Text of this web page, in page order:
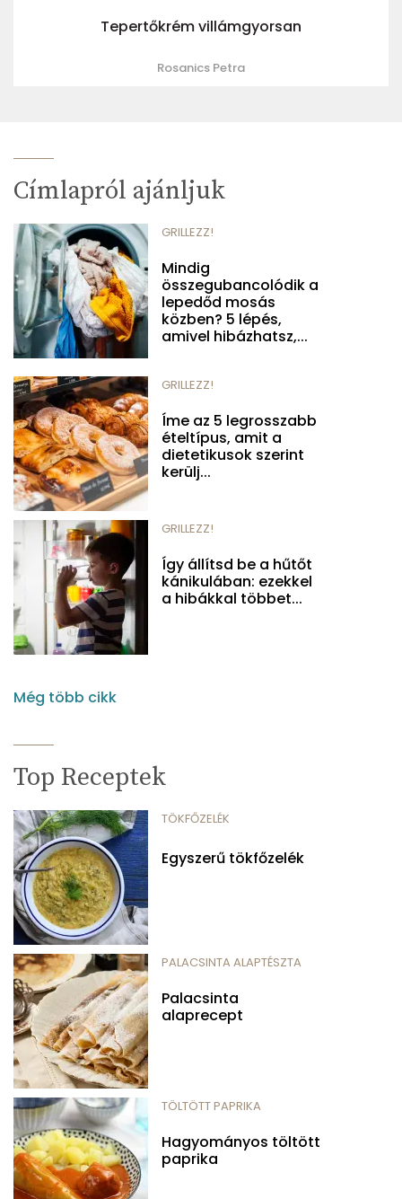
Tepertőkrém villámgyorsan
Rosanics Petra
Címlapról ajánljuk
GRILLEZZ!
Mindig
összegubancolódik a
lepedőd mosás
közben? 5 lépés,
amivel hibázhatsz,...
GRILLEZZ!
Íme az 5 legrosszabb
ételtípus, amit a
dietetikusok szerint
kerülj...
GRILLEZZ!
Így állítsd be a hűtőt
kánikulában: ezekkel
a hibákkal többet...
Még több cikk
Top Receptek
TÖKFŐZELÉK
Egyszerű tökfőzelék
PALACSINTA ALAPTÉSZTA
Palacsinta
alaprecept
TÖLTÖTT PAPRIKA
Hagyományos töltött
paprika